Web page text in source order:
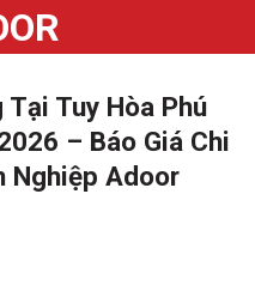
Tuy Hòa Phú
– Báo Giá Chi
Nghiệp Adoor